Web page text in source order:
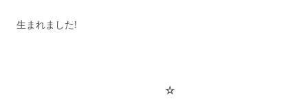
生まれました!
☆